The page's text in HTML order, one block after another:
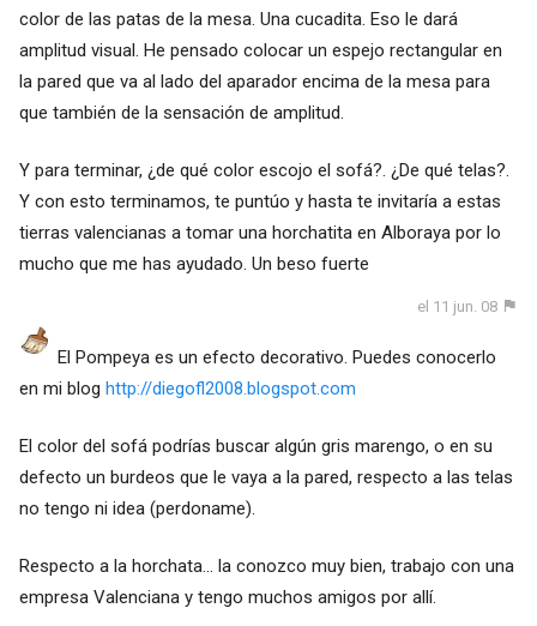
color de las patas de la mesa. Una cucadita. Eso le dará
amplitud visual. He pensado colocar un espejo rectangular en
la pared que va al lado del aparador encima de la mesa para
que también de la sensación de amplitud.
Y para terminar, ¿de qué color escojo el sofá?. ¿De qué telas?.
Y con esto terminamos, te puntúo y hasta te invitaría a estas
tierras valencianas a tomar una horchatita en Alboraya por lo
mucho que me has ayudado. Un beso fuerte
el 11 jun. 08
El Pompeya es un efecto decorativo. Puedes conocerlo
en mi blog http://diegofl2008.blogspot.com
El color del sofá podrías buscar algún gris marengo, o en su
defecto un burdeos que le vaya a la pared, respecto a las telas
no tengo ni idea (perdoname).
Respecto a la horchata... la conozco muy bien, trabajo con una
empresa Valenciana y tengo muchos amigos por allí.